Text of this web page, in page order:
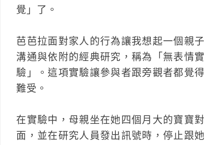
覺」了。
芭芭拉面對家人的行為讓我想起一個親子
溝通與依附的經典研究，稱為「無表情實
驗」。這項實驗讓參與者跟旁觀者都覺得
難受。
在實驗中，母親坐在她四個月大的寶寶對
面，並在研究人員發出訊號時，停止跟她